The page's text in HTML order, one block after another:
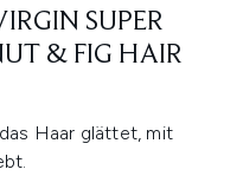
SUPER
& FIG HAIR
Haar glättet, mit